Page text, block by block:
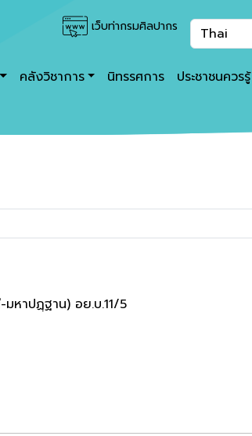
เว็บท่ากรมศิลปากร
คลังวิชาการ นิทรรศการ ประชาชนควรรู้
าปฏฺฐาน) อย.บ.11/5